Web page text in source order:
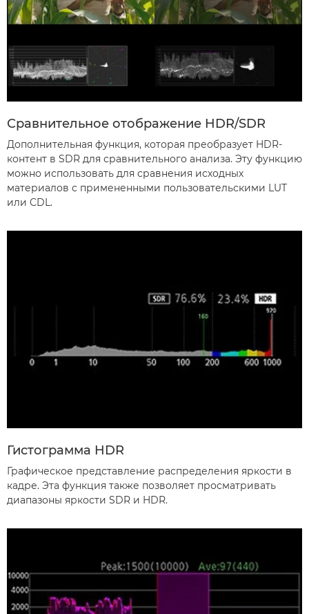
Сравнительное отображение HDR/SDR
Дополнительная функция, которая преобразует HDR-
контент в SDR для сравнительного анализа. Эту функцию
можно использовать для сравнения исходных
материалов с примененными пользовательскими LUT
или CDL.
Гистограмма HDR
Графическое представление распределения яркости в
кадре. Эта функция также позволяет просматривать
диапазоны яркости SDR и HDR.